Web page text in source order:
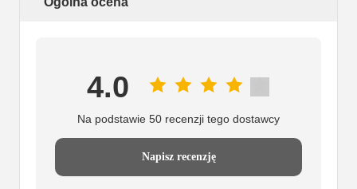
4.0
Na podstawie 50 recenzji tego dostawcy
Napisz recenzję